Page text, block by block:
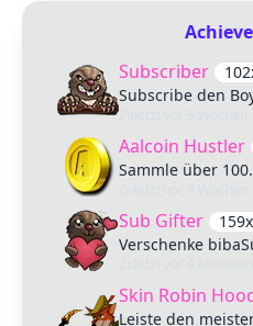
Subscriber
Subscribe den
Aalcoin Hustler
Sammle über
Sub Gifter
159x
Verschenke
Skin Robin
Leiste den